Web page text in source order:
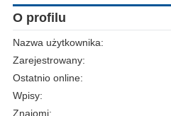
O profilu
Nazwa użytkownika:
Zarejestrowany:
Ostatnio online:
Wpisy:
Znajomi: